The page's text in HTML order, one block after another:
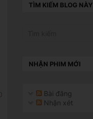
TÌM KIẾM BLOG NÀY
NHẬN PHIM MỚI
Bài đăng
Nhận xét